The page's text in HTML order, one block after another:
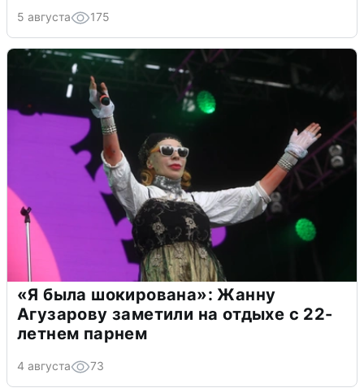
5 августа 175
«Я была шокирована»: Жанну
Агузарову заметили на отдыхе с 22-
летнем парнем
4 августа 73